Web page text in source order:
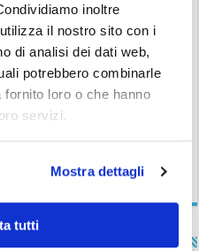
inoltre
il nostro sito con i
di analisi dei dati web,
potrebbero combinarle
loro o che hanno
servizi.
Mostra dettagli
tutti